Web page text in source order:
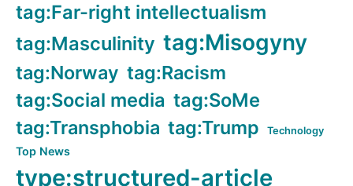
tag:Far-right intellectualism
tag:Masculinity tag:Misogyny
tag:Norway tag:Racism
tag:Social media tag:SoMe
tag:Transphobia tag:Trump Technology
Top News
type:structured-article